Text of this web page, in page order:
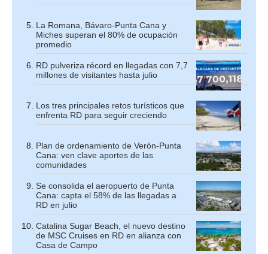
La Romana, Bávaro-Punta Cana y
Miches superan el 80% de ocupación
promedio
RD pulveriza récord en llegadas con 7,7
millones de visitantes hasta julio
Los tres principales retos turísticos que
enfrenta RD para seguir creciendo
Plan de ordenamiento de Verón-Punta
Cana: ven clave aportes de las
comunidades
Se consolida el aeropuerto de Punta
Cana: capta el 58% de las llegadas a
RD en julio
Catalina Sugar Beach, el nuevo destino
de MSC Cruises en RD en alianza con
Casa de Campo